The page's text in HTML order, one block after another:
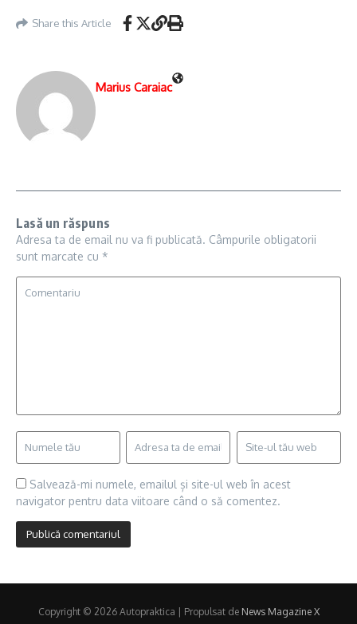
Share this Article
Marius Caraiac
Lasă un răspuns
Adresa ta de email nu va fi publicată. Câmpurile obligatorii
sunt marcate cu *
Salvează-mi numele, emailul și site-ul web în acest
navigator pentru data viitoare când o să comentez.
Copyright © 2026 Autopraktica | Propulsat de News Magazine X